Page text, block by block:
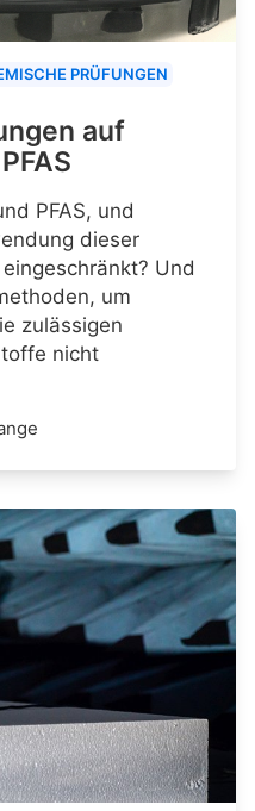
PRÜFUNGEN
auf
PFAS, und
dieser
Und
um
zulässigen
nicht